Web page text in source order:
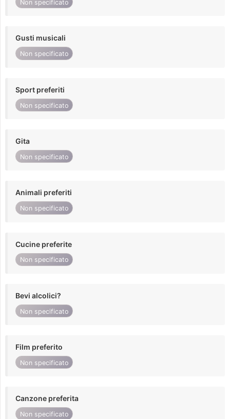
Non specificato
Gusti musicali
Non specificato
Sport preferiti
Non specificato
Gita
Non specificato
Animali preferiti
Non specificato
Cucine preferite
Non specificato
Bevi alcolici?
Non specificato
Film preferito
Non specificato
Canzone preferita
Non specificato